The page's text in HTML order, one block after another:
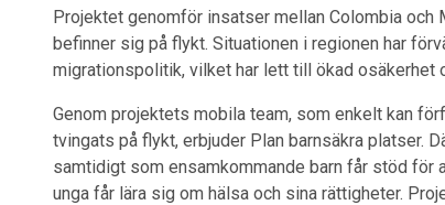
Projektet genomför insatser mellan Colombia och
befinner sig på flykt. Situationen i regionen har
migrationspolitik, vilket har lett till ökad osäkerhet
Genom projektets mobila team, som enkelt kan
tvingats på flykt, erbjuder Plan barnsäkra platser.
samtidigt som ensamkommande barn får stöd
unga får lära sig om hälsa och sina rättigheter.